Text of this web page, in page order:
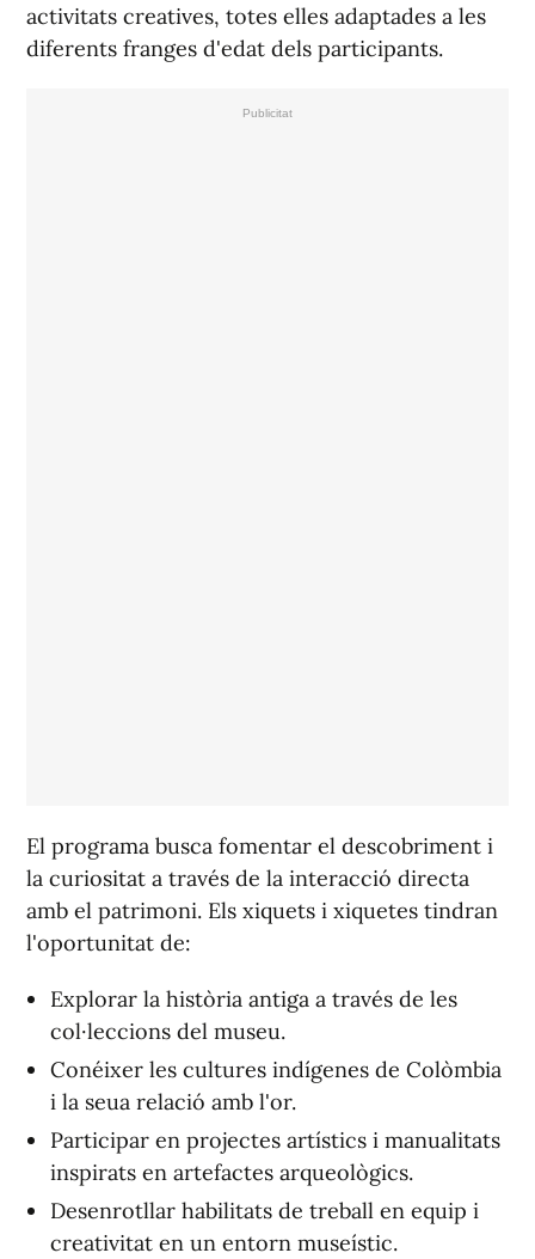
activitats creatives, totes elles adaptades a les
diferents franges d'edat dels participants.
El programa busca fomentar el descobriment i
la curiositat a través de la interacció directa
amb el patrimoni. Els xiquets i xiquetes tindran
l'oportunitat de:
Explorar la història antiga a través de les
col·leccions del museu.
Conéixer les cultures indígenes de Colòmbia
i la seua relació amb l'or.
Participar en projectes artístics i manualitats
inspirats en artefactes arqueològics.
Desenrotllar habilitats de treball en equip i
creativitat en un entorn museístic.